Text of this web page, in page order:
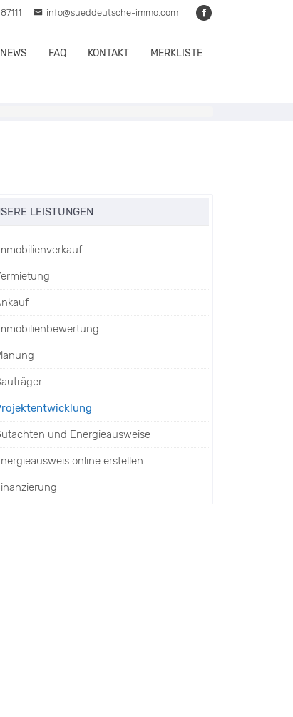
info@sueddeutsche-immo.com
NEWS FAQ KONTAKT MERKLISTE
LEISTUNGEN
und Energieausweise
online erstellen